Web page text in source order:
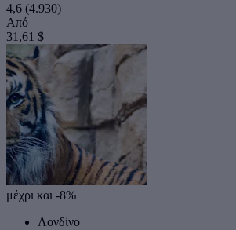
4,6 (4.930)
Από
31,61 $
μέχρι και -8%
Λονδίνο